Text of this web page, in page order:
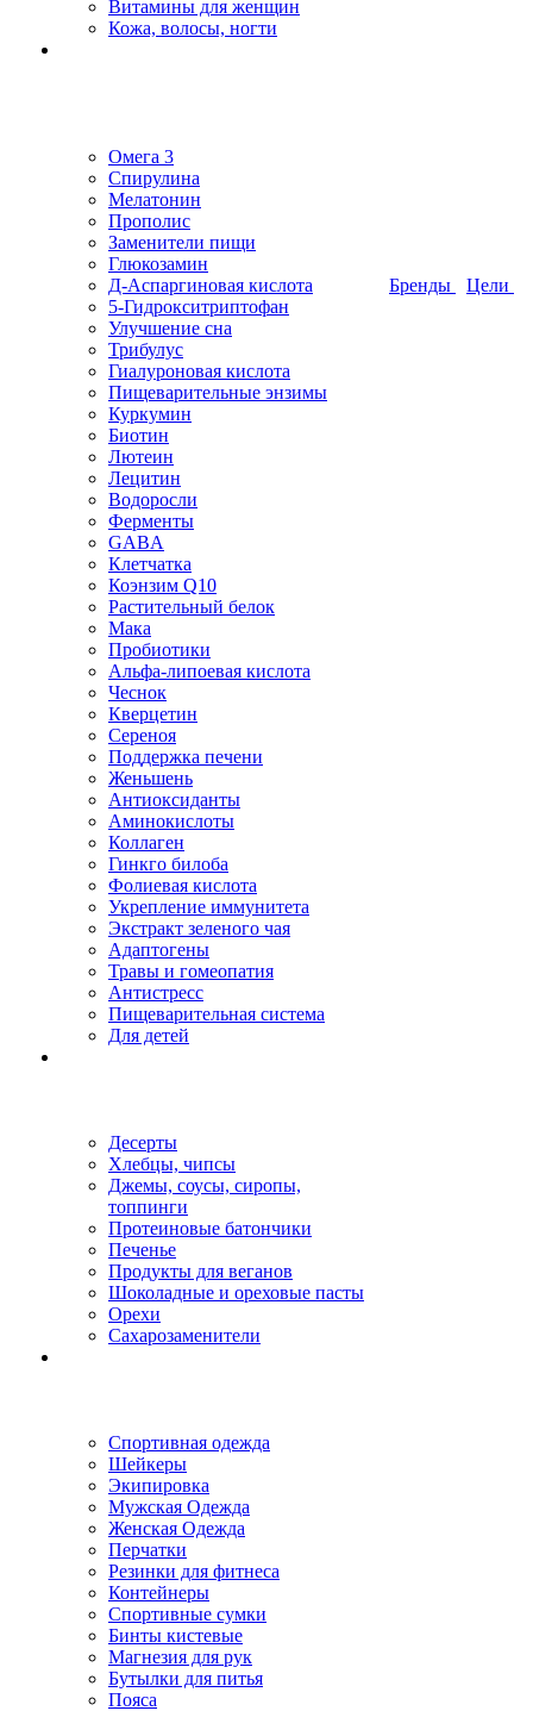
Витамины для женщин
Кожа, волосы, ногти
Омега 3
Спирулина
Мелатонин
Прополис
Заменители пищи
Глюкозамин
Д-Аспаргиновая кислота
5-Гидрокситриптофан
Улучшение сна
Трибулус
Гиалуроновая кислота
Пищеварительные энзимы
Куркумин
Биотин
Лютеин
Лецитин
Водоросли
Ферменты
GABA
Клетчатка
Коэнзим Q10
Растительный белок
Мака
Пробиотики
Альфа-липоевая кислота
Чеснок
Кверцетин
Сереноя
Поддержка печени
Женьшень
Антиоксиданты
Аминокислоты
Коллаген
Гинкго билоба
Фолиевая кислота
Укрепление иммунитета
Экстракт зеленого чая
Адаптогены
Травы и гомеопатия
Антистресс
Пищеварительная система
Для детей
Десерты
Хлебцы, чипсы
Джемы, соусы, сиропы,
топпинги
Протеиновые батончики
Печенье
Продукты для веганов
Шоколадные и ореховые пасты
Орехи
Сахарозаменители
Спортивная одежда
Шейкеры
Экипировка
Мужская Одежда
Женская Одежда
Перчатки
Резинки для фитнеса
Контейнеры
Спортивные сумки
Бинты кистевые
Магнезия для рук
Бутылки для питья
Пояса
Бренды Цели